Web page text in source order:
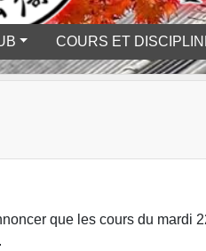
COURS ET
que les cours du mardi